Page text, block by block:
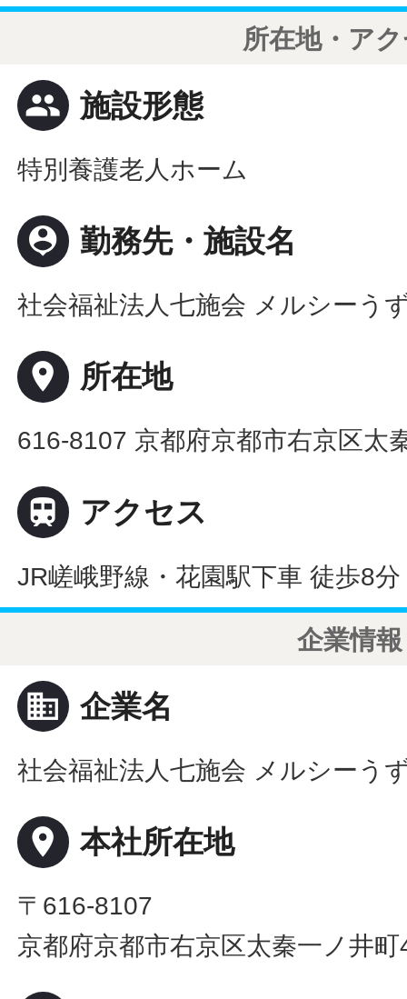
所在地・ア
people 施設形態
特別養護老人ホーム
person_pin 勤務先・施設名
社会福祉法人七施会 メルシーう
place 所在地
616-8107 京都府京都市右京区太
 アクセス
JR嵯峨野線・花園駅下車 徒歩8分
企業情報
business 企業名
社会福祉法人七施会 メルシーう
place 本社所在地
〒616-8107
京都府京都市右京区太秦一ノ井